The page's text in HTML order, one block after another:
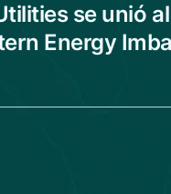
se unió
Energy